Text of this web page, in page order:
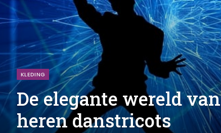
KLEDING
De elegante wereld van
heren danstricots